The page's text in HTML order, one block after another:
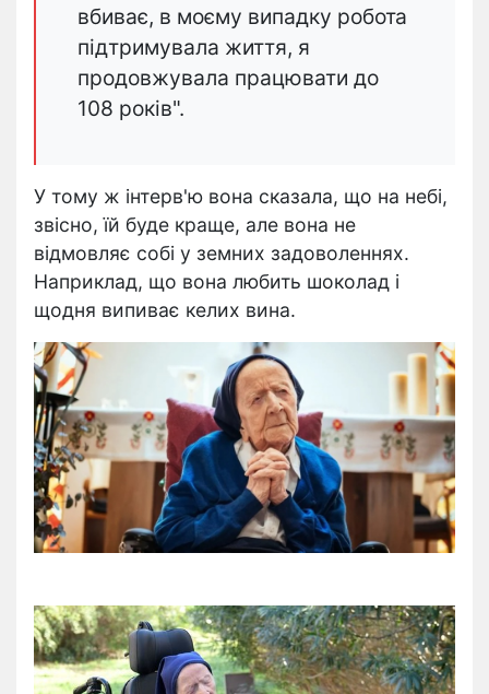
вбиває, в моєму випадку робота
підтримувала життя, я
продовжувала працювати до
108 років".
У тому ж інтерв'ю вона сказала, що на небі,
звісно, їй буде краще, але вона не
відмовляє собі у земних задоволеннях.
Наприклад, що вона любить шоколад і
щодня випиває келих вина.